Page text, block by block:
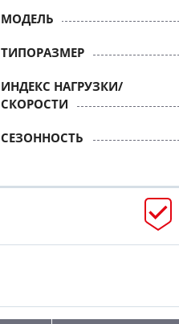
МОДЕЛЬ
ТИПОРАЗМЕР
ИНДЕКС НАГРУЗКИ/
СКОРОСТИ
СЕЗОННОСТЬ